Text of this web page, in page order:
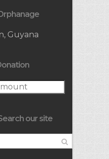
Guyana
our site